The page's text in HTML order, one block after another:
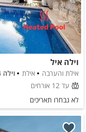
וילה איל
אילת והערבה אילת
וילה 4 חדרים
עד 12 אורחים
לא נבחרו תאריכים